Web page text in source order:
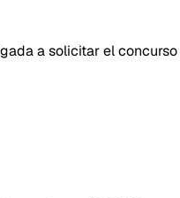
a solicitar el